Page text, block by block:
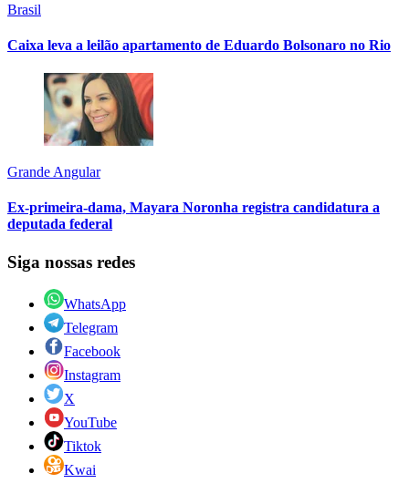
Brasil
Caixa leva a leilão apartamento de Eduardo Bolsonaro no Rio
Grande Angular
Ex-primeira-dama, Mayara Noronha registra candidatura a
deputada federal
Siga nossas redes
WhatsApp
Telegram
Facebook
Instagram
X
YouTube
Tiktok
Kwai